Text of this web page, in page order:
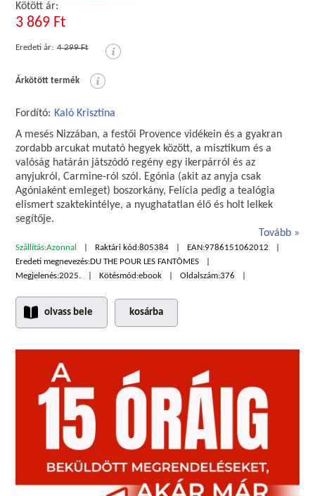
Kötött ár:
3 869 Ft
Eredeti ár: 4 299 Ft
Árkötött termék
Fordító: Kaló Krisztina
A mesés Nizzában, a festői Provence vidékein és a gyakran
zordabb arcukat mutató hegyek között, a misztikum és a
valóság határán játszódó regény egy ikerpárról és az
anyjukról, Carmine-ról szól. Egónia (akit az anyja csak
Agóniaként emleget) boszorkány, Felícia pedig a tealógia
elismert szaktekintélye, a nyughatatlan élő és holt lelkek
segítője.
Tovább
Szállítás:Azonnal Raktári kód:805384 EAN:9786151062012
Eredeti megnevezés:DU THE POUR LES FANTÔMES
Megjelenés:2025. Kötésmód:ebook Oldalszám:376
olvass bele kosárba